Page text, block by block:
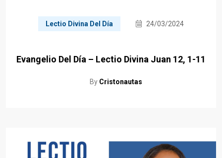
Lectio Divina Del Día 24/03/2024
Evangelio Del Día – Lectio Divina Juan 12, 1-11
By Cristonautas